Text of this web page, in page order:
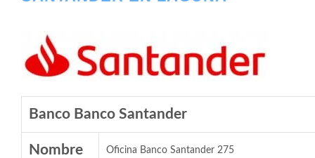
Banco Banco Santander
Nombre Oficina Banco Santander 275